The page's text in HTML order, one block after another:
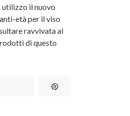
utilizzo il nuovo
età per il viso
ravvivata al
di questo